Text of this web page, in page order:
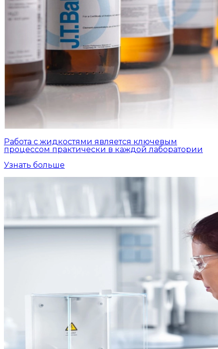
Работа с жидкостями является ключевым
процессом практически в каждой лаборатории
Узнать больше